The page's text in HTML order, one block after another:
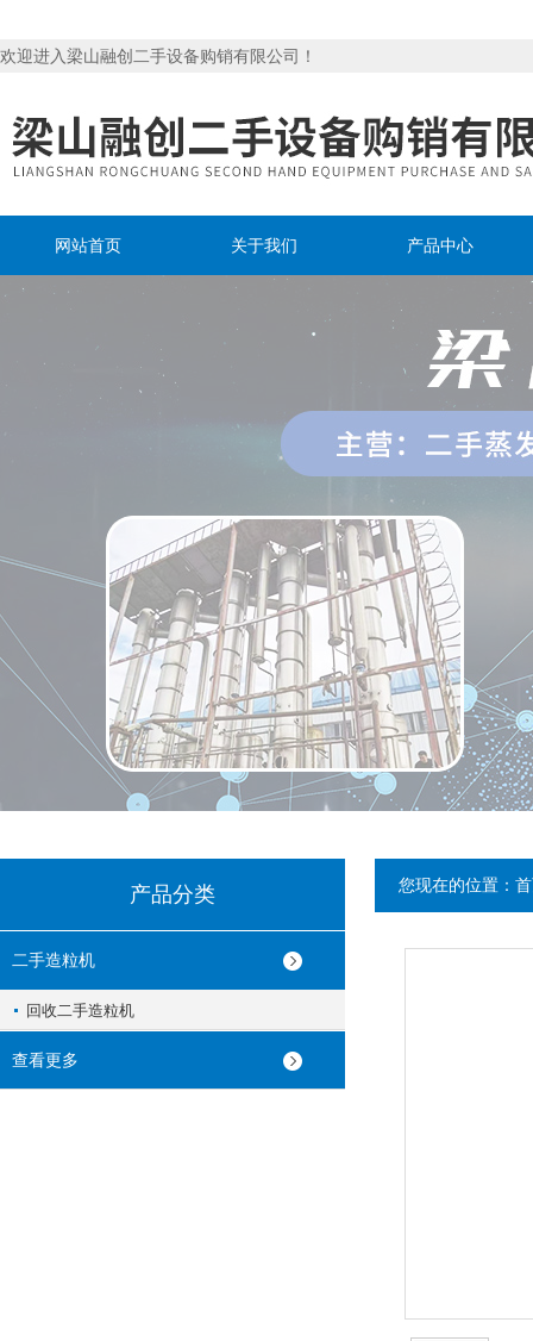
欢迎进入梁山融创二手设备购销有限公司！
网站首页 关于我们 产品中心
产品分类
二手造粒机
回收二手造粒机
查看更多
您现在的位置：